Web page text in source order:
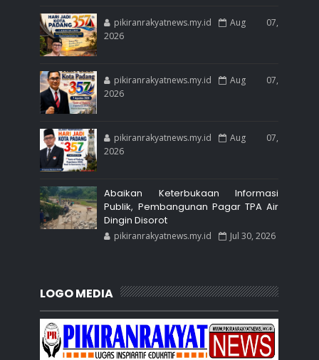
pikiranrakyatnews.my.id
Aug 07,
2026
pikiranrakyatnews.my.id
Aug 07,
2026
pikiranrakyatnews.my.id
Aug 07,
2026
Abaikan Keterbukaan Informasi
Publik, Pembangunan Pagar TPA Air
Dingin Disorot
pikiranrakyatnews.my.id Jul 30, 2026
LOGO MEDIA